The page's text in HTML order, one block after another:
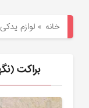
لوازم
خانه »لوازم
براکت